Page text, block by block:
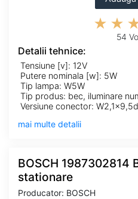
54
Detalii tehnice:
Tensiune [v]: 12V
Putere nominala [w]: 5W
Tip lampa: W5W
Versiune conector: W2,1x9,5d
mai multe detalii
BOSCH 1987302814
stationare
Producator: BOSCH